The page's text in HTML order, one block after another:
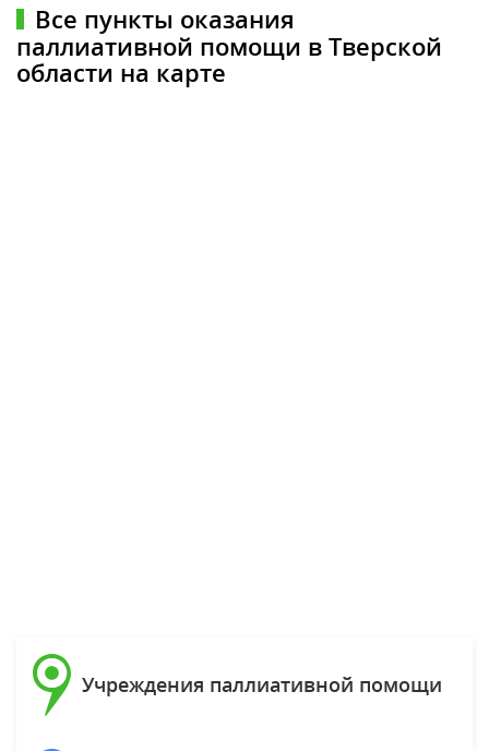
Все пункты оказания
паллиативной помощи в Тверской
области на карте
Учреждения паллиативной помощи